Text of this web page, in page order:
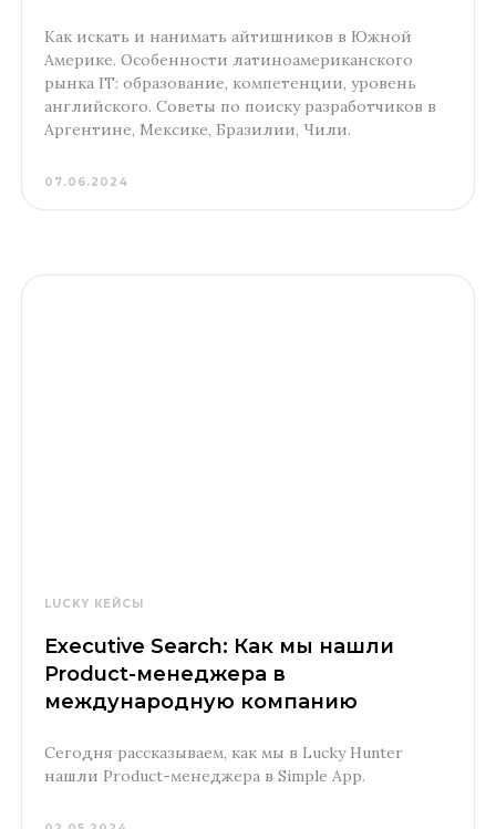
Как искать и нанимать айтишников в Южной
Америке. Особенности латиноамериканского
рынка IT: образование, компетенции, уровень
английского. Советы по поиску разработчиков в
Аргентине, Мексике, Бразилии, Чили.
07.06.2024
LUCKY КЕЙСЫ
Executive Search: Как мы нашли
Product-менеджера в
международную компанию
Сегодня рассказываем, как мы в Lucky Hunter
нашли Product-менеджера в Simple App.